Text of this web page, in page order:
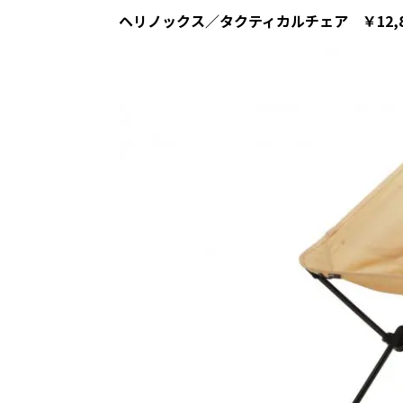
ヘリノックス／タクティカルチェア ￥